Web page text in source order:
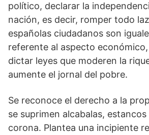
político, declarar la
nación, es decir, romper todo
españolas ciudadanos son
referente al aspecto
dictar leyes que moderen la
aumente el jornal del pobre.
Se reconoce el derecho a la
se suprimen alcabalas,
corona. Plantea una incipiente